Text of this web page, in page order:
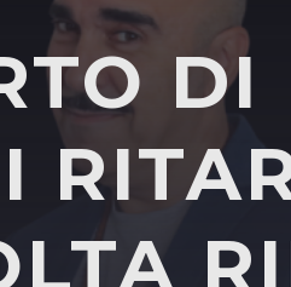
SITO WEB:
DI